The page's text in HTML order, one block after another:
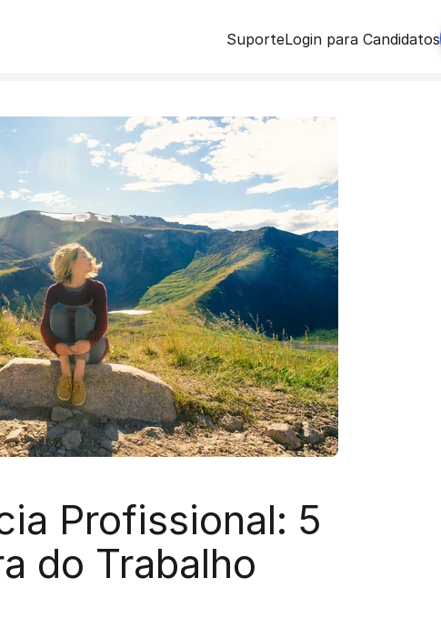
SuporteLogin para Candidatos
Profissional: 5
do Trabalho